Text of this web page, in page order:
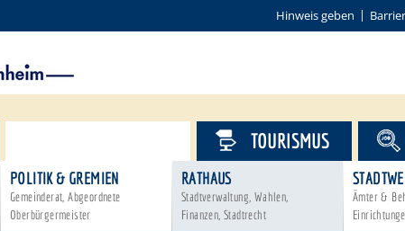
Hinweis geben
POLITIK & GREMIEN
Gemeinderat, Abgeordnete
Oberbürgermeister
RATHAUS
Stadtverwaltung, Wahlen,
Finanzen, Stadtrecht
Ämter &
TOURISMUS